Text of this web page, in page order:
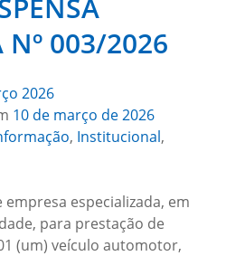
Nº 003/2026
2026
10 de março de 2026
, Institucional,
empresa especializada, em
para prestação de
(um) veículo automotor,